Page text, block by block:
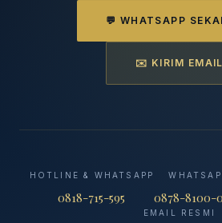
💬 WHATSAPP
✉️ KIRIM EMAIL
HOTLINE & WHATSAPP
0818-715-595 0878-8100-
EMAIL RESMI